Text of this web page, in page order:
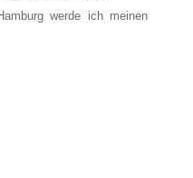
werde ich meinen